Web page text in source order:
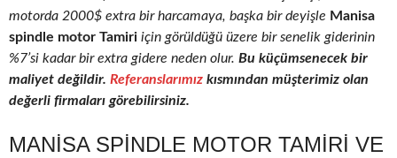
motorda 2000$ extra bir harcamaya, başka bir deyişle Manisa
spindle motor Tamiri için görüldüğü üzere bir senelik giderinin
%7’si kadar bir extra gidere neden olur. Bu küçümsenecek bir
maliyet değildir. Referanslarımız kısmından müşterimiz olan
değerli firmaları görebilirsiniz.
MANISA SPINDLE MOTOR TAMIRI VE